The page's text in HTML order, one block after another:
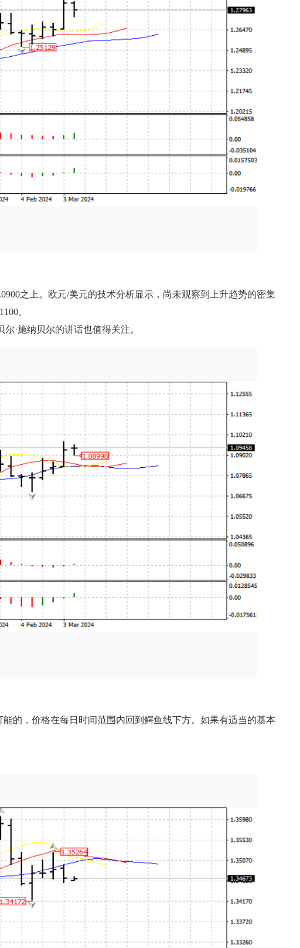
之上。欧元/美元的技术分析显示，尚未观察到上升趋势的密集
。
·施纳贝尔的讲话也值得关注。
的，价格在每日时间范围内回到鳄鱼线下方。如果有适当的基本